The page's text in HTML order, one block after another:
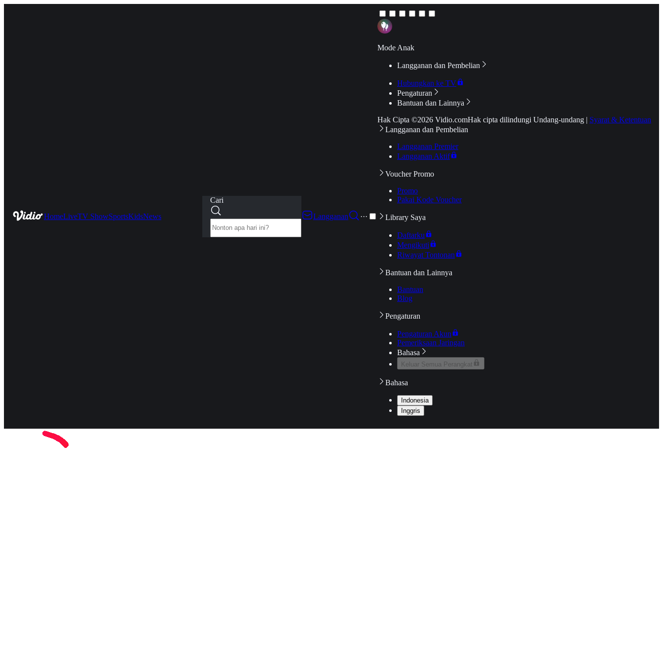
HomeLiveTV ShowSportsKidsNews
Cari
Langganan
···
Mode Anak
Langganan dan Pembelian
Hubungkan ke TV
Pengaturan
Bantuan dan Lainnya
Hak Cipta ©2026 Vidio.comHak cipta dilindungi Undang-undang | Syarat & Ketentuan
Langganan dan Pembelian
Langganan Premier
Langganan Aktif
Voucher Promo
Promo
Pakai Kode Voucher
Library Saya
Daftarku
Mengikuti
Riwayat Tontonan
Bantuan dan Lainnya
Bantuan
Blog
Pengaturan
Pengaturan Akun
Pemeriksaan Jaringan
Bahasa
Keluar Semua Perangkat
Bahasa
Indonesia
Inggris